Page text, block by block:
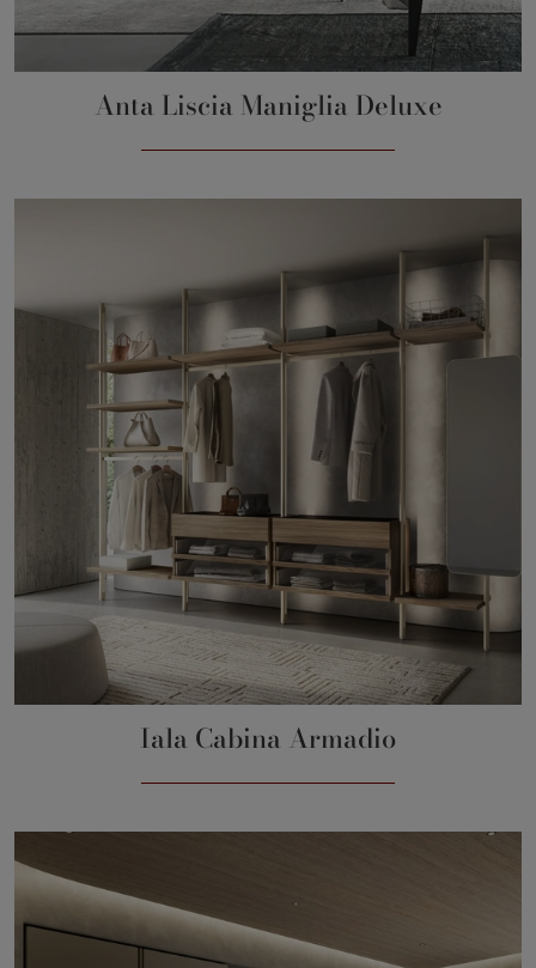
Anta Liscia Maniglia Deluxe
Iala Cabina Armadio